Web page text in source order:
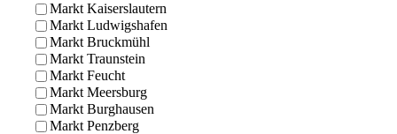
Markt Kaiserslautern
Markt Ludwigshafen
Markt Bruckmühl
Markt Traunstein
Markt Feucht
Markt Meersburg
Markt Burghausen
Markt Penzberg